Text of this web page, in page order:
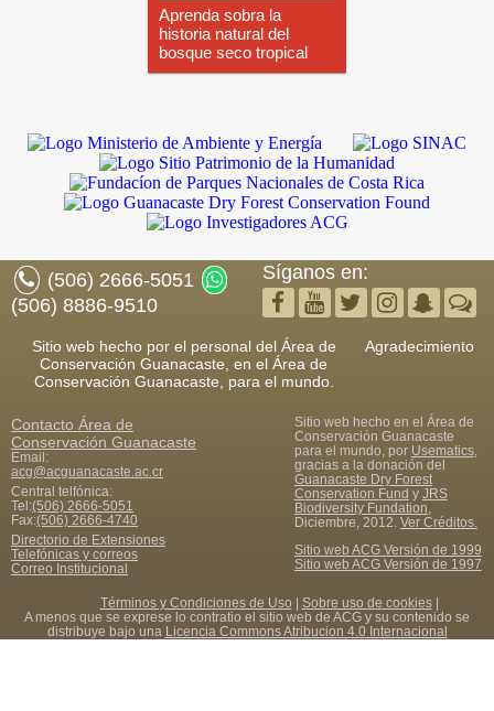
Aprenda sobra la
historia natural del
bosque seco tropical
(506) 2666-5051
(506) 8886-9510
Síganos en:
Sitio web hecho por el personal del Área de
Conservación Guanacaste, en el Área de
Conservación Guanacaste, para el mundo.
Agradecimiento
Contacto Área de
Conservación Guanacaste
Email:
acg@acguanacaste.ac.cr
Central telfónica:
Tel:(506) 2666-5051
Fax:(506) 2666-4740
Directorio de Extensiones
Telefónicas y correos
Correo Institucional
Sitio web hecho en el Área de
Conservación Guanacaste
para el mundo, por Usematics,
gracias a la donación del
Guanacaste Dry Forest
Conservation Fund y JRS
Biodiversity Fundation,
Diciembre, 2012. Ver Créditos.
Sitio web ACG Versión de 1999
Sitio web ACG Versión de 1997
Términos y Condiciones de Uso | Sobre uso de cookies|
A menos que se exprese lo contratio el sitio web de ACG y su contenido se
distribuye bajo una Licencia Commons Atribucion 4.0 Internacional